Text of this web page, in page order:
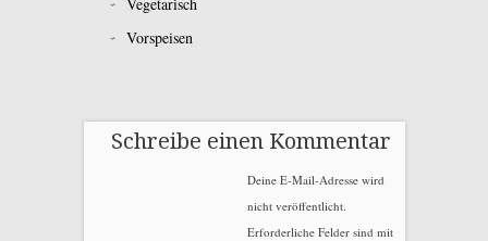
Vorspeisen
Schreibe einen Kommentar
Deine E-Mail-Adresse wird
nicht veröffentlicht.
Erforderliche Felder sind mit